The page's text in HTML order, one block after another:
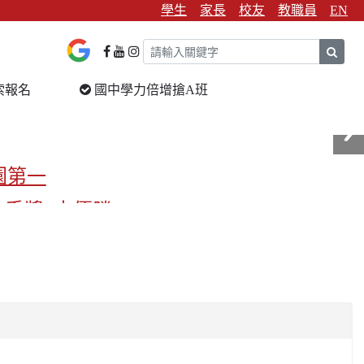
學生 家長 校友 教職員 EN
報名 國中學力倍增搶A班
第一
獎3支優勝